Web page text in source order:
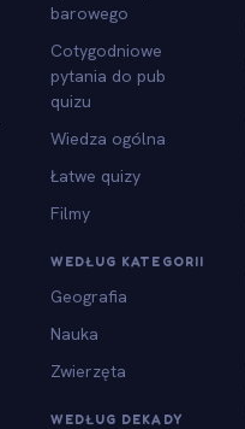
barowego
Cotygodniowe
pytania do pub
quizu
Wiedza ogólna
Łatwe quizy
Filmy
WEDŁUG KATEGORII
Geografia
Nauka
Zwierzęta
WEDŁUG DEKADY